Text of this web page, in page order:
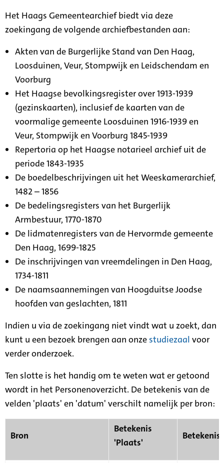
Het Haags Gemeentearchief biedt via deze
zoekingang de volgende archiefbestanden aan:
Akten van de Burgerlijke Stand van Den Haag,
Loosduinen, Veur, Stompwijk en Leidschendam en
Voorburg
Het Haagse bevolkingsregister over 1913-1939
(gezinskaarten), inclusief de kaarten van de
voormalige gemeente Loosduinen 1916-1939 en
Veur, Stompwijk en Voorburg 1845-1939
Repertoria op het Haagse notarieel archief uit de
periode 1843-1935
De boedelbeschrijvingen uit het Weeskamerarchief,
1482 – 1856
De bedelingsregisters van het Burgerlijk
Armbestuur, 1770-1870
De lidmatenregisters van de Hervormde gemeente
Den Haag, 1699-1825
De inschrijvingen van vreemdelingen in Den Haag,
1734-1811
De naamsaannemingen van Hoogduitse Joodse
hoofden van geslachten, 1811
Indien u via de zoekingang niet vindt wat u zoekt, dan
kunt u een bezoek brengen aan onze studiezaal voor
verder onderzoek.
Ten slotte is het handig om te weten wat er getoond
wordt in het Personenoverzicht. De betekenis van de
velden 'plaats' en 'datum' verschilt namelijk per bron:
Bron
Betekenis
'Plaats'